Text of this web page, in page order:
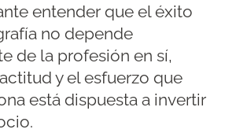
entender que el éxito
no depende
de la profesión en sí,
y el esfuerzo que
está dispuesta a invertir